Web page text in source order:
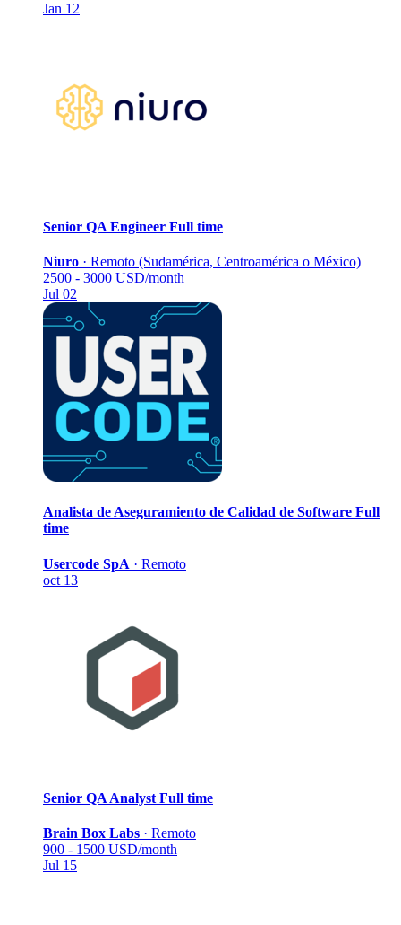
Jan 12
Senior QA Engineer Full time
Niuro · Remoto (Sudamérica, Centroamérica o México)
2500 - 3000 USD/month
Jul 02
Analista de Aseguramiento de Calidad de Software Full
time
Usercode SpA · Remoto
oct 13
Senior QA Analyst Full time
Brain Box Labs · Remoto
900 - 1500 USD/month
Jul 15